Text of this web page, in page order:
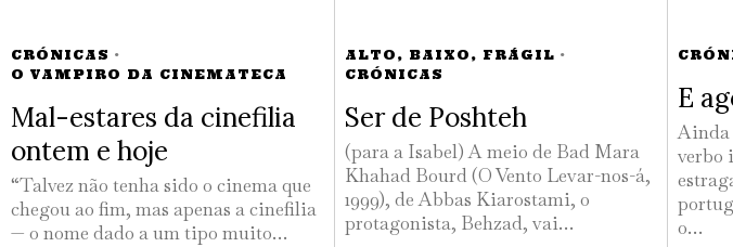
CRÓNICAS ·
O VAMPIRO DA CINEMATECA
Mal-estares da cinefilia
ontem e hoje
“Talvez não tenha sido o cinema que
chegou ao fim, mas apenas a cinefilia
— o nome dado a um tipo muito…
ALTO, BAIXO, FRÁGIL ·
CRÓNICAS
Ser de Poshteh
(para a Isabel) A meio de Bad Mara
Khahad Bourd (O Vento Levar-nos-á,
1999), de Abbas Kiarostami, o
protagonista, Behzad, vai…
E
Ainda
verbo
o…